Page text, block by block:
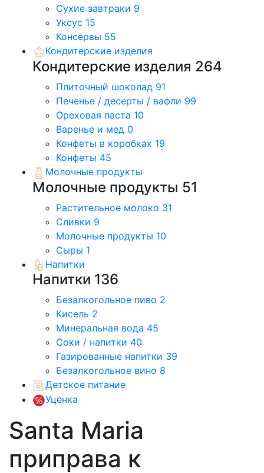
Сухие завтраки 9
Уксус 15
Консервы 55
Кондитерские изделия
Кондитерские изделия 264
Плиточный шоколад 91
Печенье / десерты / вафли 99
Ореховая паста 10
Варенье и мед 0
Конфеты в коробках 19
Конфеты 45
Молочные продукты
Молочные продукты 51
Растительное молоко 31
Сливки 9
Молочные продукты 10
Сыры 1
Напитки
Напитки 136
Безалкогольное пиво 2
Кисель 2
Минеральная вода 45
Соки / напитки 40
Газированные напитки 39
Безалкогольное вино 8
Детское питание
Уценка
Santa Maria
приправа к